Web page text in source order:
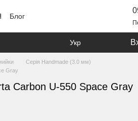
Блог
Укр
Серія Handmade (3.0 мм)
Gray
Carbon U-550 Space Gray